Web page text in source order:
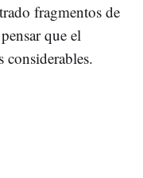
fragmentos de
que el